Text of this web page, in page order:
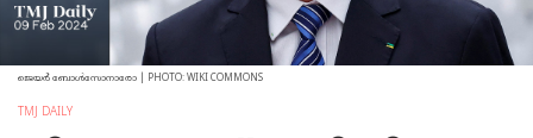
ജെയര്‍ ബോള്‍സോനാരോ | PHOTO: WIKI COMMONS
TMJ DAILY